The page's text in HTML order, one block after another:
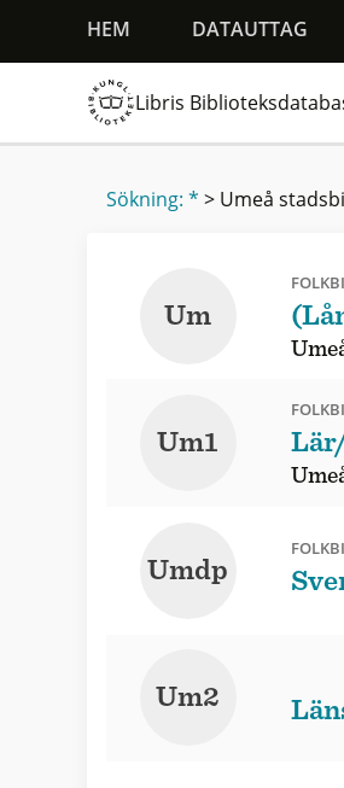
HEM DATAUTTAG
Libris
Sökning: * > Umeå
Um
Um1
Umdp
Um2